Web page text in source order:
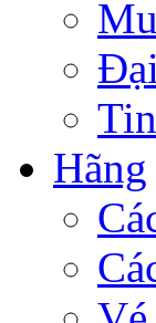
Hãng